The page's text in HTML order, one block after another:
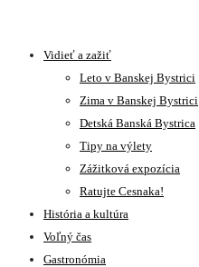
Vidieť a zažiť
Leto v Banskej Bystrici
Zima v Banskej Bystrici
Detská Banská Bystrica
Tipy na výlety
Zážitková expozícia
Ratujte Cesnaka!
História a kultúra
Voľný čas
Gastronómia